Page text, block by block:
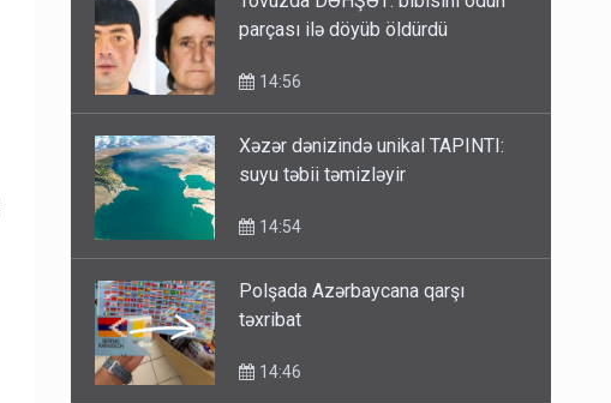
parçası ilə döyüb öldürdü
14:56
Xəzər dənizində unikal TAPINTI:
suyu təbii təmizləyir
14:54
Polşada Azərbaycana qarşı
təxribat
14:46